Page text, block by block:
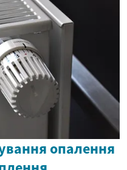
опалення